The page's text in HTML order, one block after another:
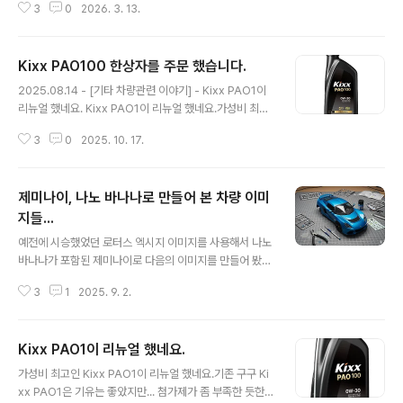
막으로 판다고 해서 산 적이 있었습니다.2024.06.20 -
om/skzic/products/7160931301 SK엔무브 지크 레
이싱 STD 5W-30 1L (ZIC RACING STD) : SK ZIC 엔
진오일[SK ZIC 엔진오일] SK ZIC 공식 스토어brand.na
인testdrive.4te.co.kr 기쁜 마음에 얼..
3 0 2026. 3. 13.
Kixx PAO100 한상자를 주문 했습니다.
2025.08.14 - [기타 차량관련 이야기] - Kixx PAO1이
리뉴얼 했네요. Kixx PAO1이 리뉴얼 했네요.가성비 최고
기유는 좋았지만... 첨가제가 좀 부족한 듯한 느낌이였고...
xx PAO1이 PAO 100으로 리뉴얼 했다고 했는데...이놈
의 오일병은 고칠 수 없는건지... 아직 ZIC Racing도 많
고... Kixx PAO1도 많은데... 한 상자를 더 주문 했습니다.
가격 비교를 좀 해 봤더니... 1리터 기준 7,900원이 최저가
3 0 2025. 10. 17.
제미나이, 나노 바나나로 만들어 본 차량 이미
지들...
예전에 시승했었던 로터스 엑시지 이미지를 사용해서 나노
바나나가 포함된 제미나이로 다음의 이미지를 만들어 봤습
약간의 수정을 가하긴 했지만 엄청나네요. 그리고 일전에
친김에 레모닝 까지 한 번... 한 두번 해 보더니... 비슷한 모
양은 이제 금방 만들어 주네요.AI 가 재미를 떠나서 실용적
인 곳에서 어떻게 사용되어질지 궁금하네요.
3 1 2025. 9. 2.
Kixx PAO1이 리뉴얼 했네요.
가성비 최고인 Kixx PAO1이 리뉴얼 했네요.기존 구구 Ki
xx PAO1은 기유는 좋았지만... 첨가제가 좀 부족한 듯한